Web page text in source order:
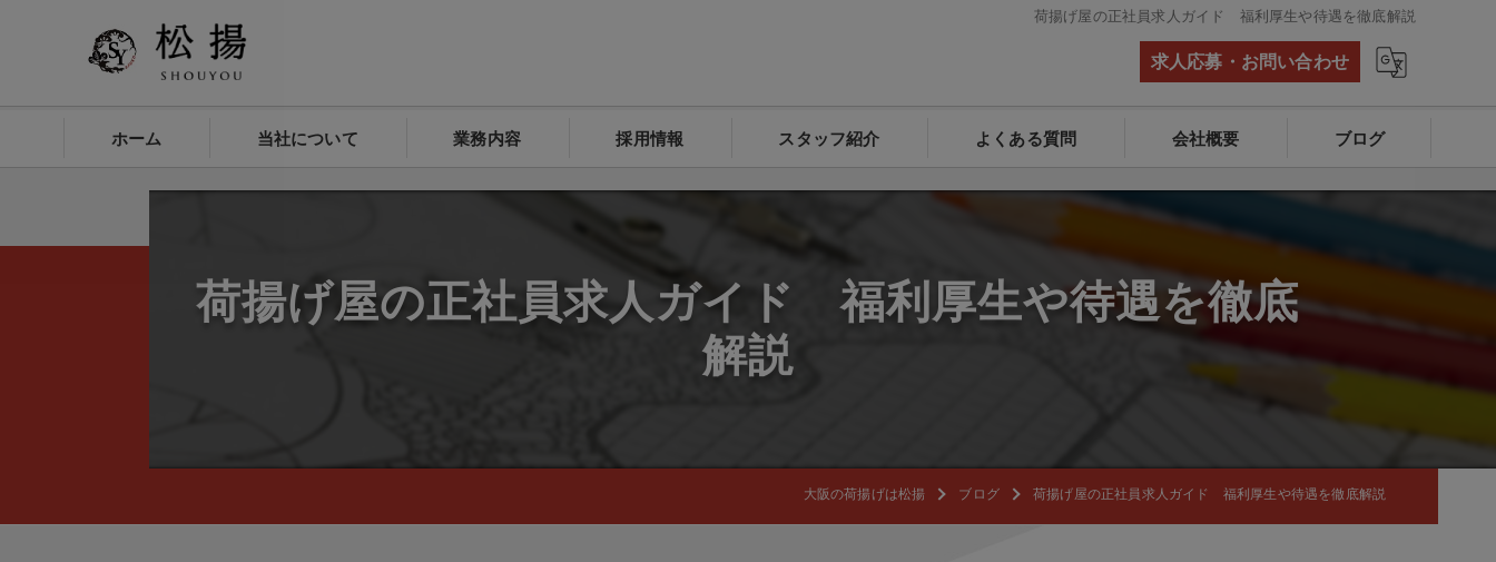
荷揚げ屋の正社員求人ガイド 福利厚生や待遇を徹底解説
求人応募・お問い合わせ
ホーム 当社について 業務内容 採用情報 スタッフ紹介 よくある質問 会社概要 ブログ
荷揚げ屋の正社員求人ガイド 福利厚生や待遇を徹底
解説
大阪の荷揚げは松揚 ブログ 荷揚げ屋の正社員求人ガイド 福利厚生や待遇を徹底解説